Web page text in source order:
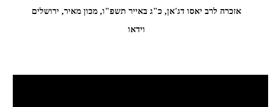
אזכרה לרב יאסו דג'אן, כ"ג באייר תשפ"ו, מכון מאיר, ירושלים
וידאו